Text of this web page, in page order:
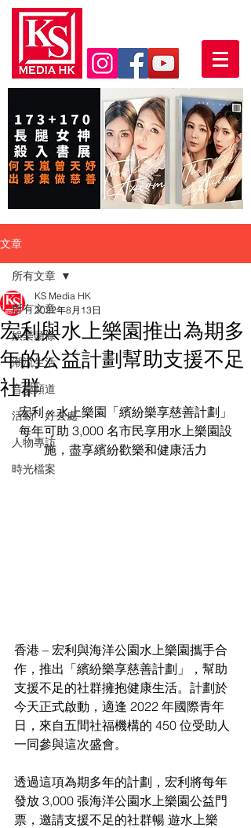
文章
所有文章
娛樂頭條
潮流生活
音樂頻道
活動・好去處
人物專訪
時光檔案
所有文章
宏利與水上樂園推出為期多
年的公益計劃幫助支援不足
社群
KS Media HK
2022年8月13日
宏利 x 水上樂園「繽紛樂享慈善計劃」
每年可助 3,000 名市民享用水上樂園設
施，盡享繽紛歡樂和健康活力
香港 – 宏利與海洋公園水上樂園攜手合
作，推出「繽紛樂享慈善計劃」，幫助
支援不足的社群擁抱健康生活。計劃於
今天正式啟動，適逢 2022 年國際青年
日，來自五間社福機構的 450 位受助人
一同參與這次盛會。
透過這項為期多年的計劃，宏利將每年
發放 3,000 張海洋公園水上樂園公益門
票，邀請支援不足的社群暢 遊水上樂